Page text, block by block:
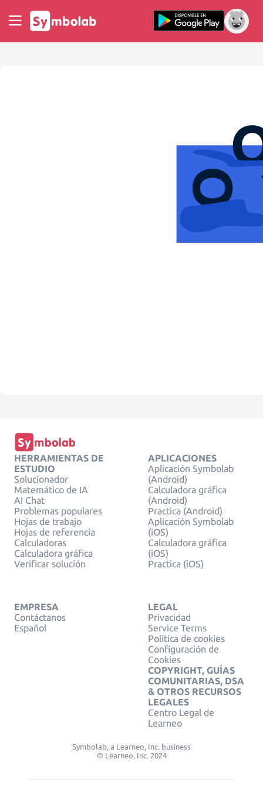
HERRAMIENTAS DE
ESTUDIO
Solucionador
Matemático de IA
AI Chat
Problemas populares
Hojas de trabajo
Hojas de referencia
Calculadoras
Calculadora gráfica
Verificar solución
APLICACIONES
Aplicación Symbolab
(Android)
Calculadora gráfica
(Android)
Practica (Android)
Aplicación Symbolab
(iOS)
Calculadora gráfica
(iOS)
Practica (iOS)
EMPRESA
Contáctanos
Español
LEGAL
Privacidad
Service Terms
Política de cookies
Configuración de
Cookies
COPYRIGHT, GUÍAS
COMUNITARIAS, DSA
& OTROS RECURSOS
LEGALES
Centro Legal de
Learneo
Symbolab, a Learneo, Inc. business
© Learneo, Inc. 2024